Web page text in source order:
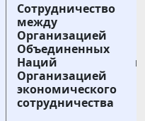
Сотрудничество
между
Организацией
Объединенных
Наций и
Организацией
экономического
сотрудничества